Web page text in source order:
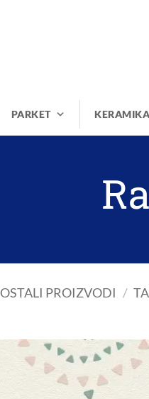
PARKET KERAMIKA
OSTALI PROIZVODI /